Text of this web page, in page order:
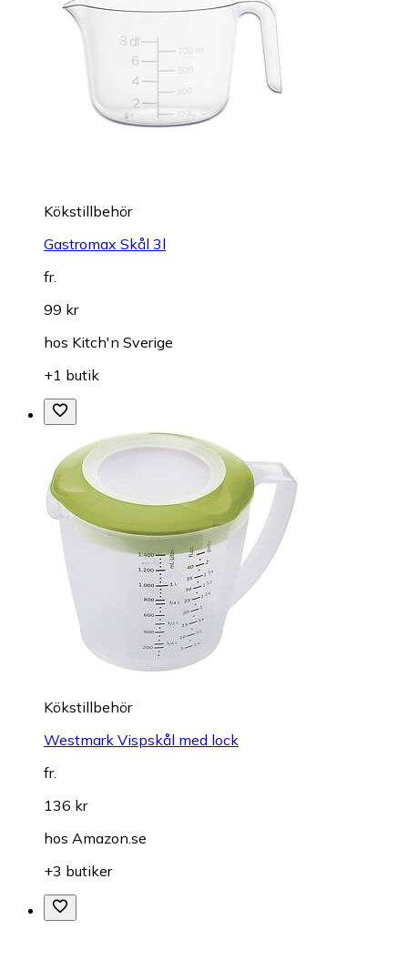
Kökstillbehör
Gastromax Skål 3l
fr.
99 kr
hos Kitch'n Sverige
+1 butik
Kökstillbehör
Westmark Vispskål med lock
fr.
136 kr
hos Amazon.se
+3 butiker